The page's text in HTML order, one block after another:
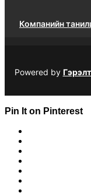
Компанийн
Powered by
Pin It on Pinterest